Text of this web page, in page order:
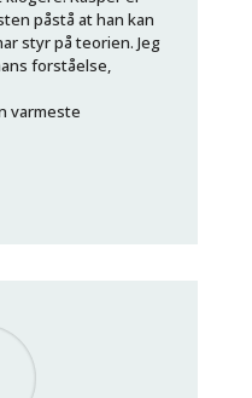
påstå at han kan
styr på teorien. Jeg
forståelse,
varmeste